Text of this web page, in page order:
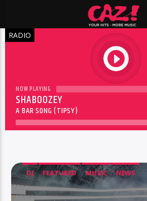
RADIO
play
NOW PLAYING
SHABOOZEY
A BAR SONG (TIPSY)
DJ FEATURED MUSIC NEWS